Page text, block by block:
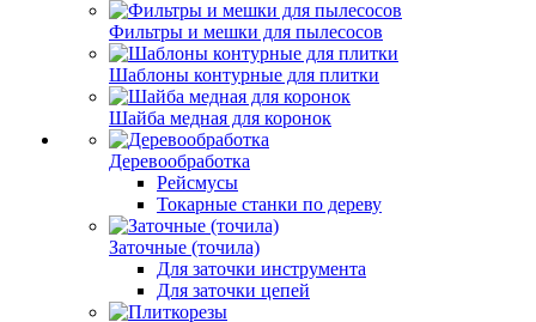
Фильтры и мешки для пылесосов
Шаблоны контурные для плитки
Шайба медная для коронок
Деревообработка
Рейсмусы
Токарные станки по дереву
Заточные (точила)
Для заточки инструмента
Для заточки цепей